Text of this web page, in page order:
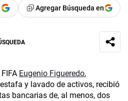
Agregar Búsqueda en
Eugenio Figueredo,
y lavado de activos, recibió
bancarias de, al menos, dos